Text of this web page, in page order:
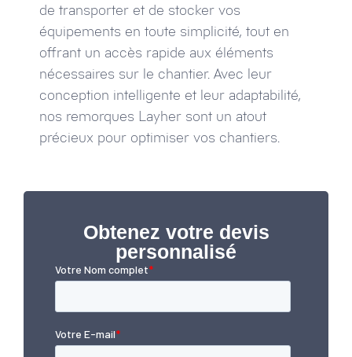
de transporter et de stocker vos
équipements en toute simplicité, tout en
offrant un accès rapide aux éléments
nécessaires sur le chantier. Avec leur
conception intelligente et leur adaptabilité,
nos remorques Layher sont un atout
précieux pour optimiser vos chantiers.
Obtenez votre devis
personnalisé